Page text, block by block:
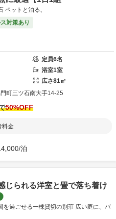
ペットと泊る。
対策あり
定員6名
浴室1室
広さ81㎡
町三ツ石南大手14-25
50%OFF
料金
/泊
じられる洋室と畳で落ち着け
を過ごせる一棟貸切の別荘 広い庭に、バ